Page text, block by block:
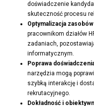
doświadczenie
skuteczność procesu
Optymalizacja
pracownikom działów
zadaniach,
informatycznym.
Poprawa
narzędzia mogą
szybką interakcję i
rekrutacyjnego.
Dokładność i